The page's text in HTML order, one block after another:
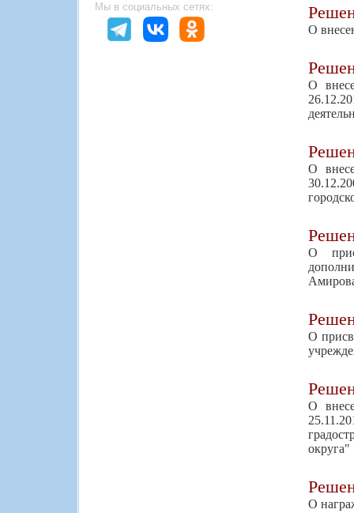
Мы в социальных сетях:
О
О
О
О
О
О
округа"
О